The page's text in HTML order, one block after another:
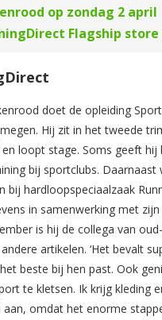
op zondag 2 april
Flagship
doet de opleiding
Hij zit in het tweede
loopt stage. Soms geeft hij
bij sportclubs. Daarnaast
bij hardloopspeciaalzaak
in samenwerking met
is hij de collega van
artikelen. ‘Het bevalt
beste bij hen past. Ook
te kletsen. Ik krijg kleding
omdat het enorme